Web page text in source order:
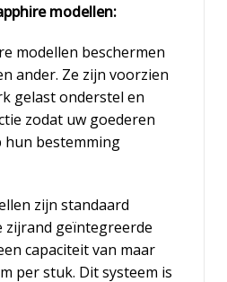
modellen:
modellen beschermen
ander. Ze zijn voorzien
gelast onderstel en
zodat uw goederen
hun bestemming
zijn standaard
zijrand geïntegreerde
capaciteit van maar
per stuk. Dit systeem is